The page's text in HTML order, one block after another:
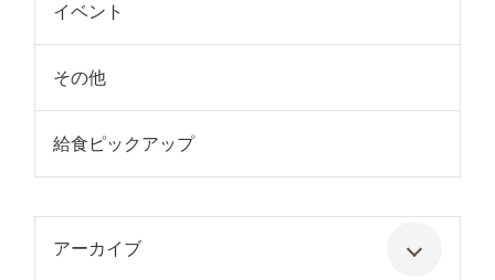
イベント
その他
給食ピックアップ
アーカイブ